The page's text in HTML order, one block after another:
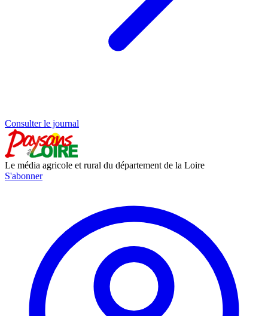
Consulter le journal
Le média agricole et rural du département de la Loire
S'abonner